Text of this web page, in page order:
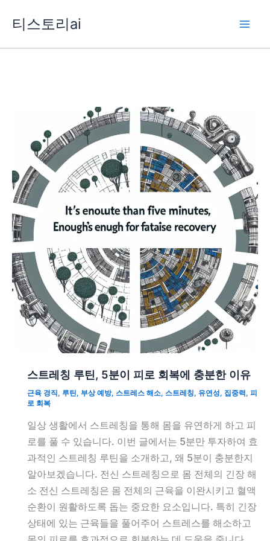
티스토리ai
스트레칭 루틴, 5분이 피로 회복에 충분한 이유
근육 경직, 루틴, 부상 예방, 스트레스 해소, 스트레칭, 유연성, 집중력 , 피
로 회복
일상 생활에서 스트레칭을 통해 몸을 유연하게 하고 피
로를 풀 수 있습니다. 이번 글에서는 5분만 투자하여 효
과적인 스트레칭 루틴을 소개하고, 왜 5분이 충분한지
알아보겠습니다. 전신 스트레칭으로 몸 전체의 긴장 해
소 전신 스트레칭은 몸 전체의 근육을 이완시키고 혈액
순환이 원활하도록 돕는 중요한 요소입니다. 특히 긴장
상태에 있는 근육들을 풀어주어 스트레스를 해소하고